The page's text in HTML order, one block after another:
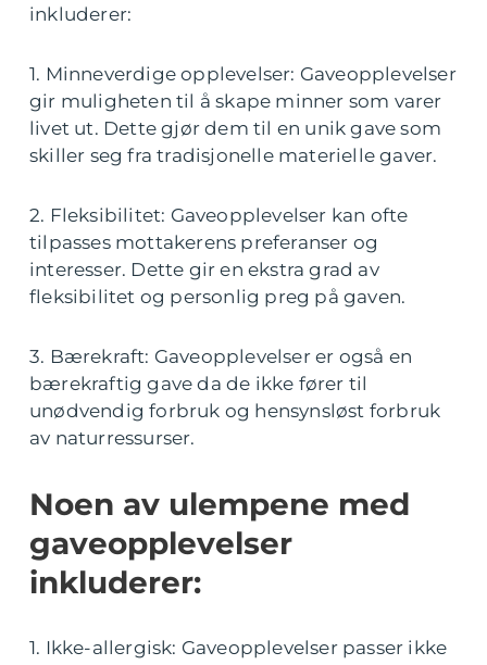
inkluderer:
1. Minneverdige opplevelser: Gaveopplevelser
gir muligheten til å skape minner som varer
livet ut. Dette gjør dem til en unik gave som
skiller seg fra tradisjonelle materielle gaver.
2. Fleksibilitet: Gaveopplevelser kan ofte
tilpasses mottakerens preferanser og
interesser. Dette gir en ekstra grad av
fleksibilitet og personlig preg på gaven.
3. Bærekraft: Gaveopplevelser er også en
bærekraftig gave da de ikke fører til
unødvendig forbruk og hensynsløst forbruk
av naturressurser.
Noen av ulempene med
gaveopplevelser
inkluderer:
1. Ikke-allergisk: Gaveopplevelser passer ikke